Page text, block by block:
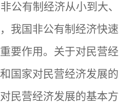
公有制经济从小到大
我国非公有制经济快
要作用。关于对民营
国家对民营经济发展
民营经济发展的基本